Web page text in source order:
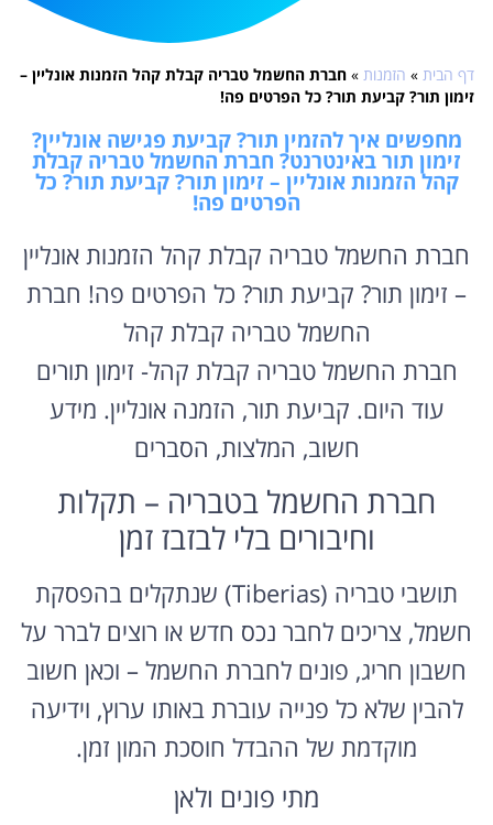
דף הבית » הזמנות » חברת החשמל טבריה קבלת קהל הזמנות אונליין –
זימון תור? קביעת תור? כל הפרטים פה!
מחפשים איך להזמין תור? קביעת פגישה אונליין?
זימון תור באינטרנט? חברת החשמל טבריה קבלת
קהל הזמנות אונליין – זימון תור? קביעת תור? כל
הפרטים פה!
חברת החשמל טבריה קבלת קהל הזמנות אונליין
– זימון תור? קביעת תור? כל הפרטים פה! חברת
החשמל טבריה קבלת קהל
חברת החשמל טבריה קבלת קהל- זימון תורים
עוד היום. קביעת תור, הזמנה אונליין. מידע
חשוב, המלצות, הסברים
חברת החשמל בטבריה – תקלות
וחיבורים בלי לבזבז זמן
תושבי טבריה (Tiberias) שנתקלים בהפסקת
חשמל, צריכים לחבר נכס חדש או רוצים לברר על
חשבון חריג, פונים לחברת החשמל – וכאן חשוב
להבין שלא כל פנייה עוברת באותו ערוץ, וידיעה
מוקדמת של ההבדל חוסכת המון זמן.
מתי פונים ולאן